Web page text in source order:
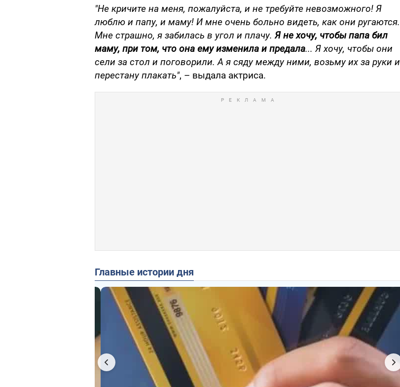
"Не кричите на меня, пожалуйста, и не требуйте невозможного! Я
люблю и папу, и маму! И мне очень больно видеть, как они ругаются.
Мне страшно, я забилась в угол и плачу.Я не хочу, чтобы папа бил
маму, при том, что она ему изменила и предала... Я хочу, чтобы они
сели за стол и поговорили. А я сяду между ними, возьму их за руки и
перестану плакать", – выдала актриса.
Главные истории дня